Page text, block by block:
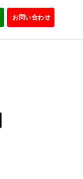
お問い合わせ